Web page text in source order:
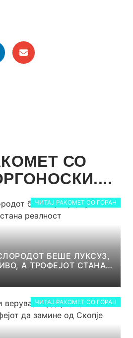
СО
ЧИТАЈ РАКОМЕТ СО ГОРАН
БЕШЕ ЛУКСУЗ,
А ТРОФЕЈОТ СТАНА
ЧИТАЈ РАКОМЕТ СО ГОРАН